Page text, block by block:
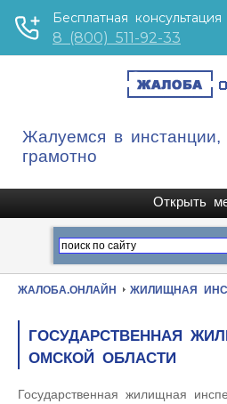
Жалуемся в инстанции,
грамотно
ЖАЛОБА.ОНЛАЙН ЖИЛИЩНАЯ
ГОСУДАРСТВЕННАЯ
ОМСКОЙ ОБЛАСТИ
Государственная жилищная